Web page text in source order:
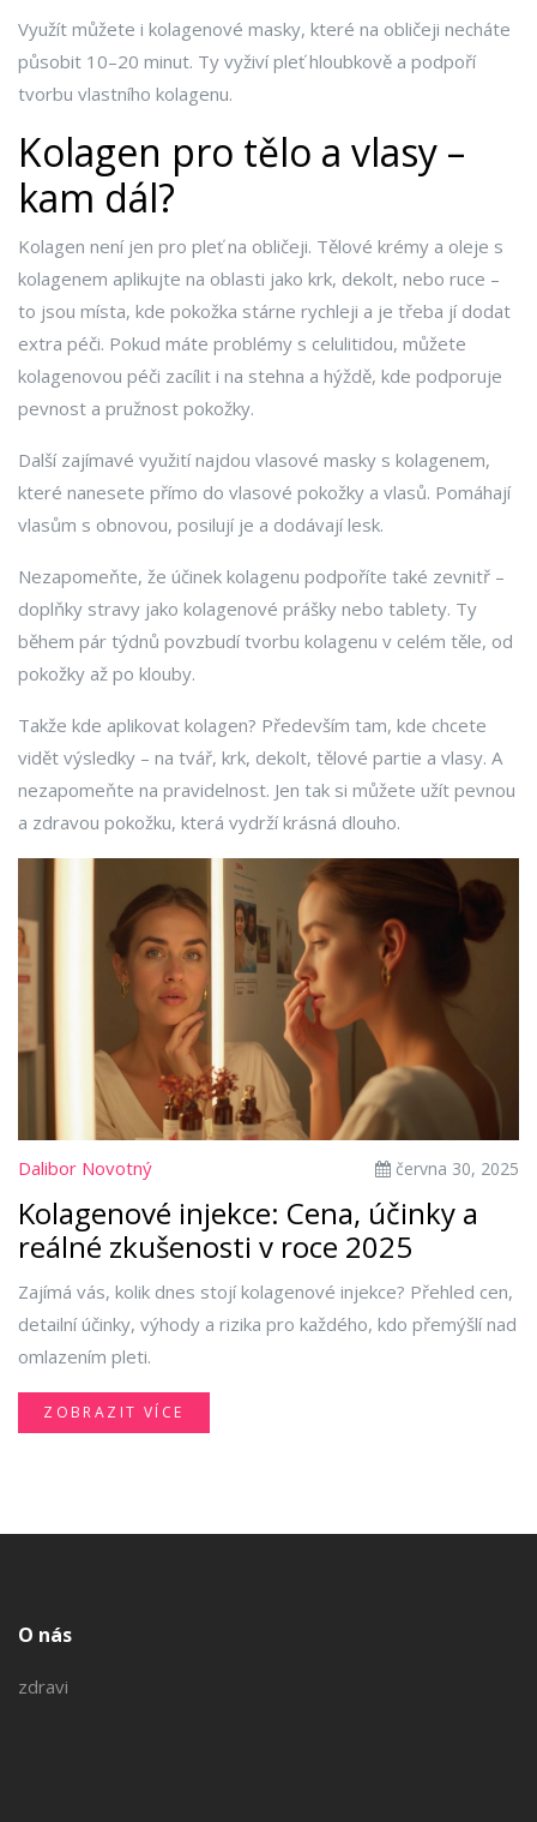
Využít můžete i kolagenové masky, které na obličeji necháte
působit 10–20 minut. Ty vyživí pleť hloubkově a podpoří
tvorbu vlastního kolagenu.
Kolagen pro tělo a vlasy –
kam dál?
Kolagen není jen pro pleť na obličeji. Tělové krémy a oleje s
kolagenem aplikujte na oblasti jako krk, dekolt, nebo ruce –
to jsou místa, kde pokožka stárne rychleji a je třeba jí dodat
extra péči. Pokud máte problémy s celulitidou, můžete
kolagenovou péči zacílit i na stehna a hýždě, kde podporuje
pevnost a pružnost pokožky.
Další zajímavé využití najdou vlasové masky s kolagenem,
které nanesete přímo do vlasové pokožky a vlasů. Pomáhají
vlasům s obnovou, posilují je a dodávají lesk.
Nezapomeňte, že účinek kolagenu podpoříte také zevnitř –
doplňky stravy jako kolagenové prášky nebo tablety. Ty
během pár týdnů povzbudí tvorbu kolagenu v celém těle, od
pokožky až po klouby.
Takže kde aplikovat kolagen? Především tam, kde chcete
vidět výsledky – na tvář, krk, dekolt, tělové partie a vlasy. A
nezapomeňte na pravidelnost. Jen tak si můžete užít pevnou
a zdravou pokožku, která vydrží krásná dlouho.
Dalibor Novotný června 30, 2025
Kolagenové injekce: Cena, účinky a
reálné zkušenosti v roce 2025
Zajímá vás, kolik dnes stojí kolagenové injekce? Přehled cen,
detailní účinky, výhody a rizika pro každého, kdo přemýšlí nad
omlazením pleti.
ZOBRAZIT VÍCE
O nás
zdravi